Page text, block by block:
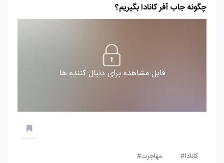
چگونه جاب آفر کانادا بگیریم؟
قابل مشاهده برای دنبال کننده ها
کانادا# مهاجرت#